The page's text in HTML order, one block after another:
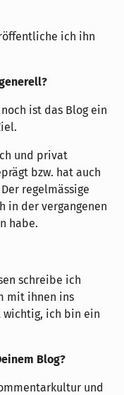
ich ihn
ist das Blog ein
und privat
bzw. hat auch
regelmässige
in der vergangenen
habe.
schreibe ich
mit ihnen ins
wichtig, ich bin ein
Blog?
und